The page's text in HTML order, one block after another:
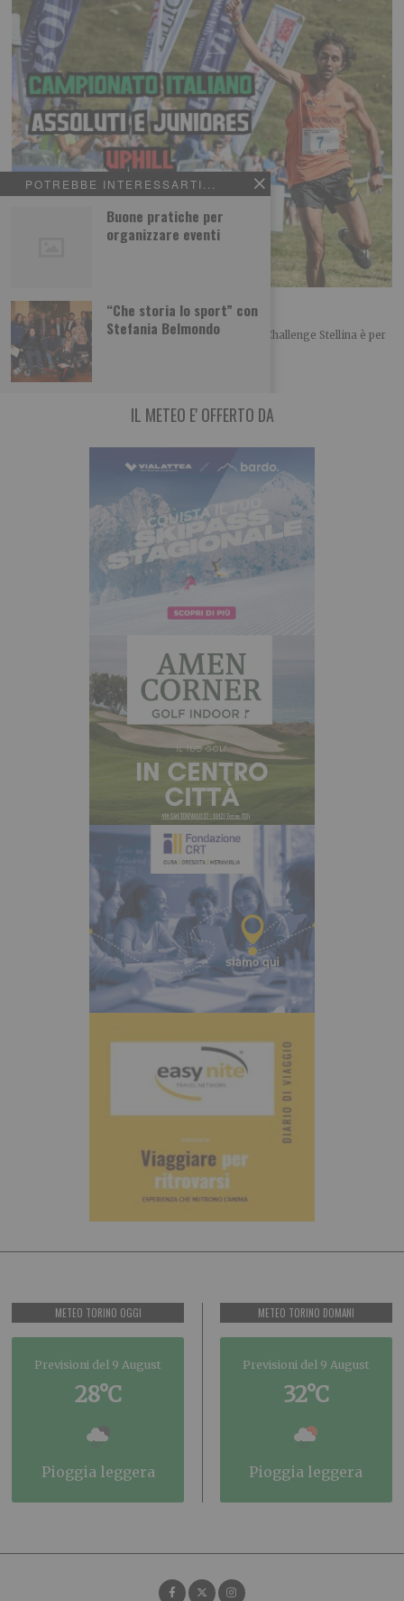
POTREBBE INTERESSARTI...
Buone pratiche per
organizzare eventi
“Che storia lo sport” con
Stefania Belmondo
Challenge Stellina tra Susa e Mompantero
L’appuntamento per la trentottesima edizione del Challenge Stellina è per
domenica 23 agosto tra Susa e
IL METEO E' OFFERTO DA
METEO TORINO OGGI
Previsioni del 9 August
28°C
pioggia leggera
METEO TORINO DOMANI
Previsioni del 9 August
32°C
pioggia leggera